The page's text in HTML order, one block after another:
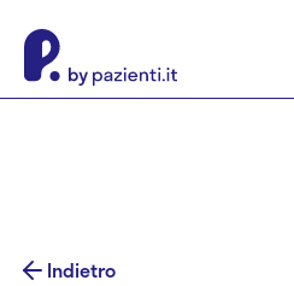
Indietro